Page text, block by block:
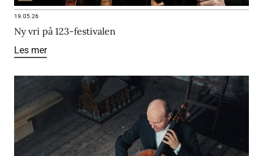
19.05.26
Ny vri på 123-festivalen
Les mer